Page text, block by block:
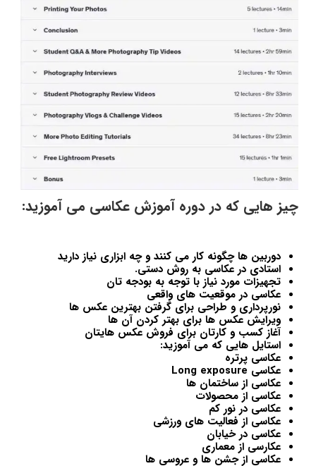
چیز هایی که در دوره آموزش عکاسی می آموزید:
دوربین ها چگونه کار می کنند و چه ابزاری نیاز دارید
استادی در عکاسی به روش دستی.
تجهیزات مورد نیاز با توجه به بودجه تان
عکاسی در موقعیت های واقعی
نورپرداری و طراحی برای گرفتن بهترین عکس ها
ویرایش عکس ها برای بهتر کردن آن ها
آغاز کسب و کارتان برای فروش عکس هایتان
استایل هایی که می آموزید:
عکاسی پرتره
عکاسی Long exposure
عکاسی از ساختمان ها
عکاسی از محصولات
عکاسی در نور کم
عکاسی از فعالیت های ورزشی
عکاسی در خیابان
عکارسی از معماری
عکاسی از جشن ها و عروسی ها